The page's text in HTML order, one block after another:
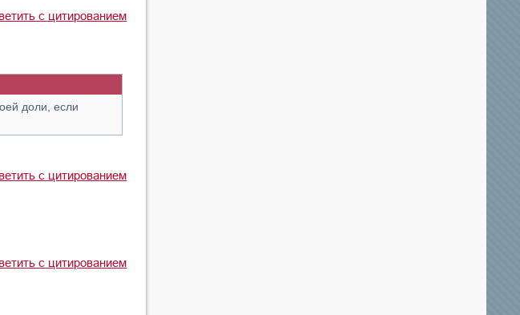
с цитированием
доли, если
с цитированием
с цитированием